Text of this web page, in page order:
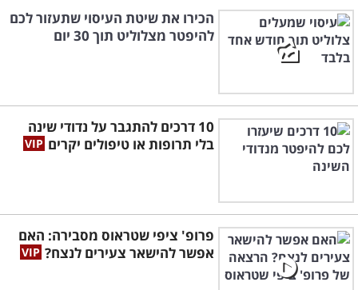
הכירו את שיטת העיסוי שתעזור לכם
להיפטר מצלוליט תוך 30 יום
10 דרכים להתגבר על נדודי שינה
בלי תרופות או טיפולים יקרים
פרופ' ציפי שטראוס מסבירה: האם
אפשר להישאר צעירים לנצח?